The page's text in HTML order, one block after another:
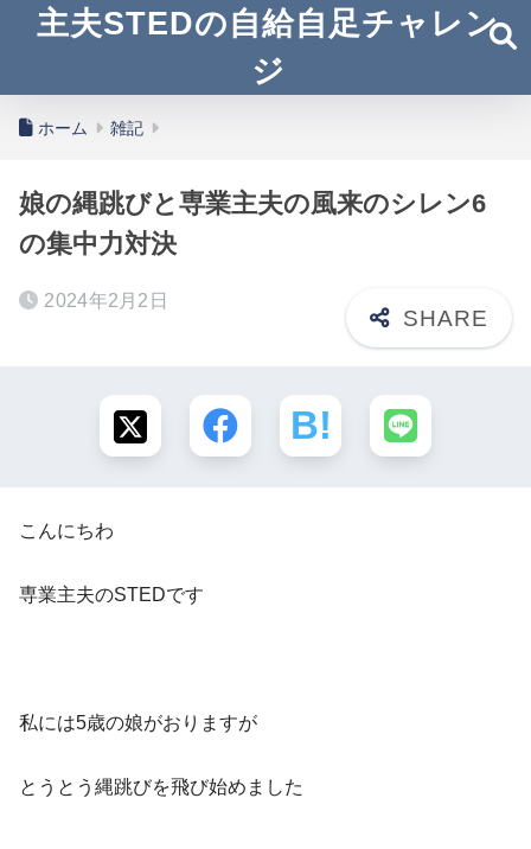
主夫STEDの自給自足チャレン
ジ
ホーム 雑記
娘の縄跳びと専業主夫の風来のシレン6
の集中力対決
2024年2月2日
こんにちわ
専業主夫のSTEDです
私には5歳の娘がおりますが
とうとう縄跳びを飛び始めました